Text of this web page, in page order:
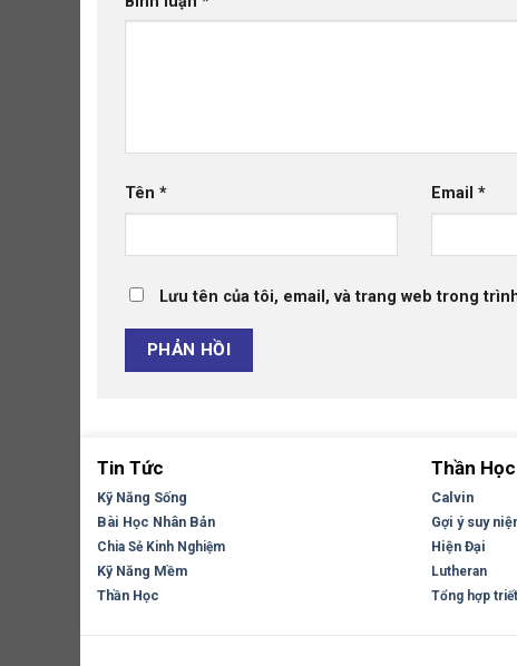
Tên * Email*
Lưu tên của tôi, email, và trang web trong
Tin Tức
Kỹ Năng Sống
Bài Học Nhân Bản
Chia Sẻ Kinh Nghiệm
Kỹ Năng Mềm
Thần Học
Thần Học
Calvin
Gợi ý suy
Hiện Đại
Lutheran
Tổng hợp